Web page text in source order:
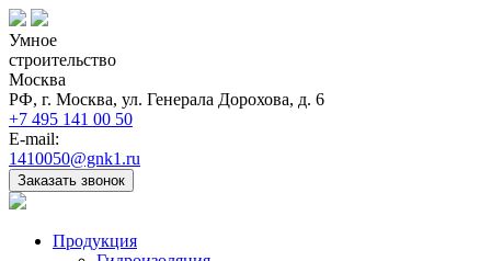
Умное
строительство
Москва
РФ, г. Москва, ул. Генерала Дорохова, д. 6
+7 495 141 00 50
E-mail:
1410050@gnk1.ru
Заказать звонок
Продукция